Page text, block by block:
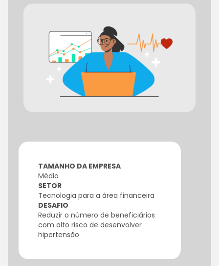
TAMANHO DA EMPRESA
Médio
SETOR
Tecnologia para a área financeira
DESAFIO
Reduzir o número de beneficiários
com alto risco de desenvolver
hipertensão